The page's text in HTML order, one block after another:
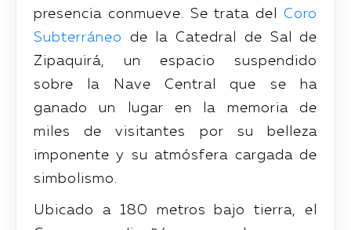
presencia conmueve. Se trata del Coro
Subterráneo de la Catedral de Sal de
Zipaquirá, un espacio suspendido
sobre la Nave Central que se ha
ganado un lugar en la memoria de
miles de visitantes por su belleza
imponente y su atmósfera cargada de
simbolismo.
Ubicado a 180 metros bajo tierra, el